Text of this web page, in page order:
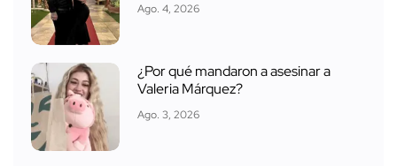
Ago. 4, 2026
¿Por qué mandaron a asesinar a
Valeria Márquez?
Ago. 3, 2026